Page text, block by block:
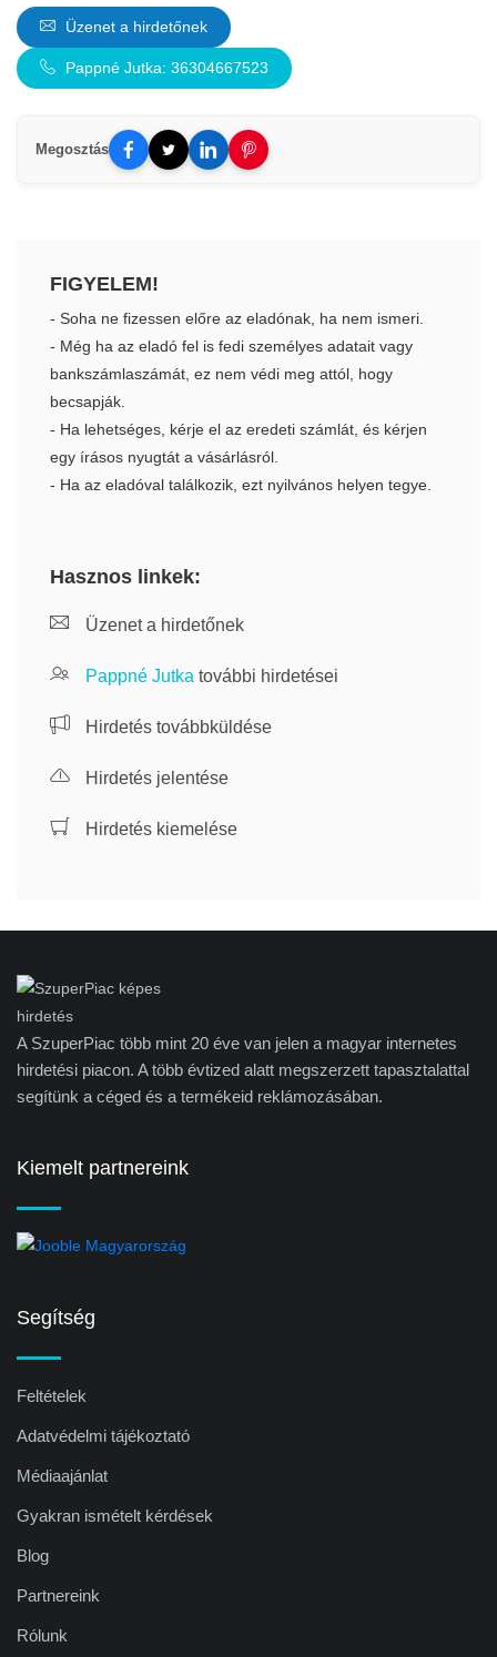
Üzenet a hirdetőnek
Pappné Jutka: 36304667523
Megosztás
FIGYELEM!
- Soha ne fizessen előre az eladónak, ha nem ismeri.
- Még ha az eladó fel is fedi személyes adatait vagy
bankszámlaszámát, ez nem védi meg attól, hogy
becsapják.
- Ha lehetséges, kérje el az eredeti számlát, és kérjen
egy írásos nyugtát a vásárlásról.
- Ha az eladóval találkozik, ezt nyilvános helyen tegye.
Hasznos linkek:
Üzenet a hirdetőnek
Pappné Jutka további hirdetései
Hirdetés továbbküldése
Hirdetés jelentése
Hirdetés kiemelése
A SzuperPiac több mint 20 éve van jelen a magyar internetes
hirdetési piacon. A több évtized alatt megszerzett tapasztalattal
segítünk a céged és a termékeid reklámozásában.
Kiemelt partnereink
Segítség
Feltételek
Adatvédelmi tájékoztató
Médiaajánlat
Gyakran ismételt kérdések
Blog
Partnereink
Rólunk